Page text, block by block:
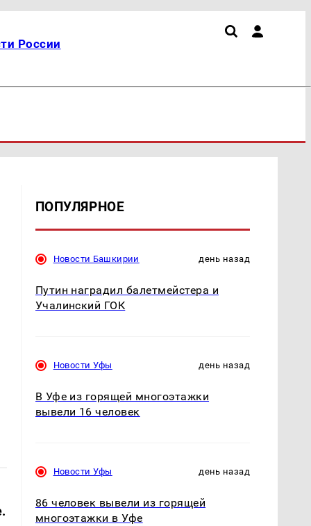
России
ПОПУЛЯРНОЕ
Новости Башкирии день назад
Путин наградил балетмейстера и
Учалинский ГОК
Новости Уфы день назад
В Уфе из горящей многоэтажки
вывели 16 человек
Новости Уфы день назад
86 человек вывели из горящей
многоэтажки в Уфе